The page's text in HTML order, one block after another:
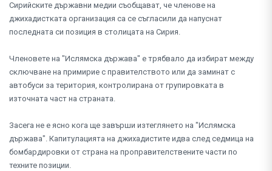
Сирийските държавни медии съобщават, че членове на
джихадистката организация са се съгласили да напуснат
последната си позиция в столицата на Сирия.
Членовете на "Ислямска държава" е трябвало да избират между
сключване на примирие с правителството или да заминат с
автобуси за територия, контролирана от групировката в
източната част на страната.
Засега не е ясно кога ще завърши изтеглянето на "Ислямска
държава". Капитулацията на джихадистите идва след седмица на
бомбардировки от страна на проправителствените части по
техните позиции.